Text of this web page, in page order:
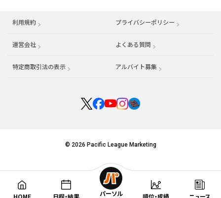
利用規約 プライバシーポリシー
運営会社 （別ウィンドウで開く） よくある質問
特定商取引法の表示 アルバイト募集 （別ウィンドウで開く
© 2026 Pacific League Marketing
HOME 日程・結果
パーソル
順位・成績 ニュース